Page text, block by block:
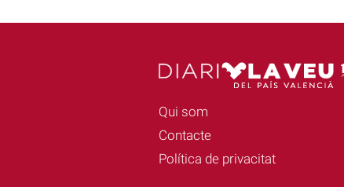
Qui som
Contacte
Política de privacitat